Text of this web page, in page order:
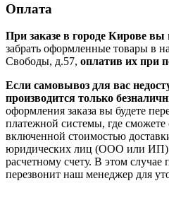
Оплата
При заказе в городе Кирове вы
забрать оформленные товары в
Свободы, д.57, оплатив их при
Если самовывоз для вас
производится только
оформления заказа вы будете
платежной системы, где сможете
включенной стоимостью
юридических лиц (ООО или ИП)
расчетному счету. В этом случае
перезвонит наш менеджер для